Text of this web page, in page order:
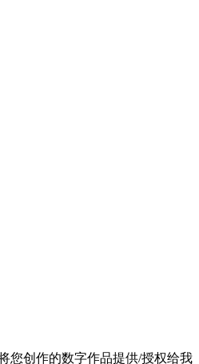
您创作的数字作品提供/授权给我